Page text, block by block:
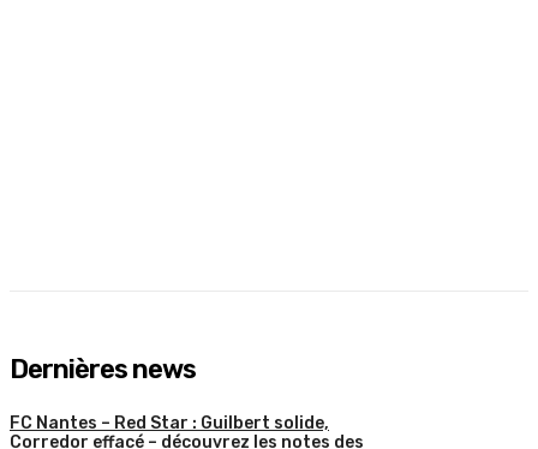
Dernières news
FC Nantes – Red Star : Guilbert solide,
Corredor effacé – découvrez les notes des